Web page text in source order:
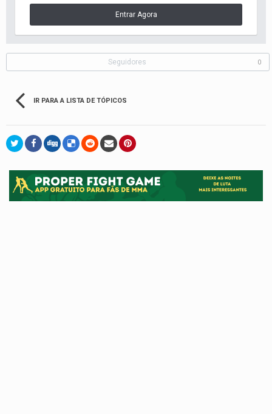
Entrar Agora
Seguidores 0
IR PARA A LISTA DE TÓPICOS